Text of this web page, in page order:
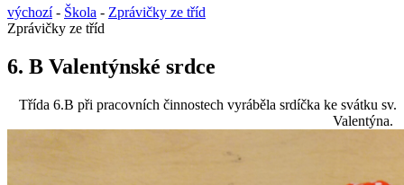
výchozí- Škola - Zprávičky ze tříd
Zprávičky ze tříd
6. B Valentýnské srdce
Třída 6.B při pracovních činnostech vyráběla srdíčka ke svátku sv.
Valentýna.